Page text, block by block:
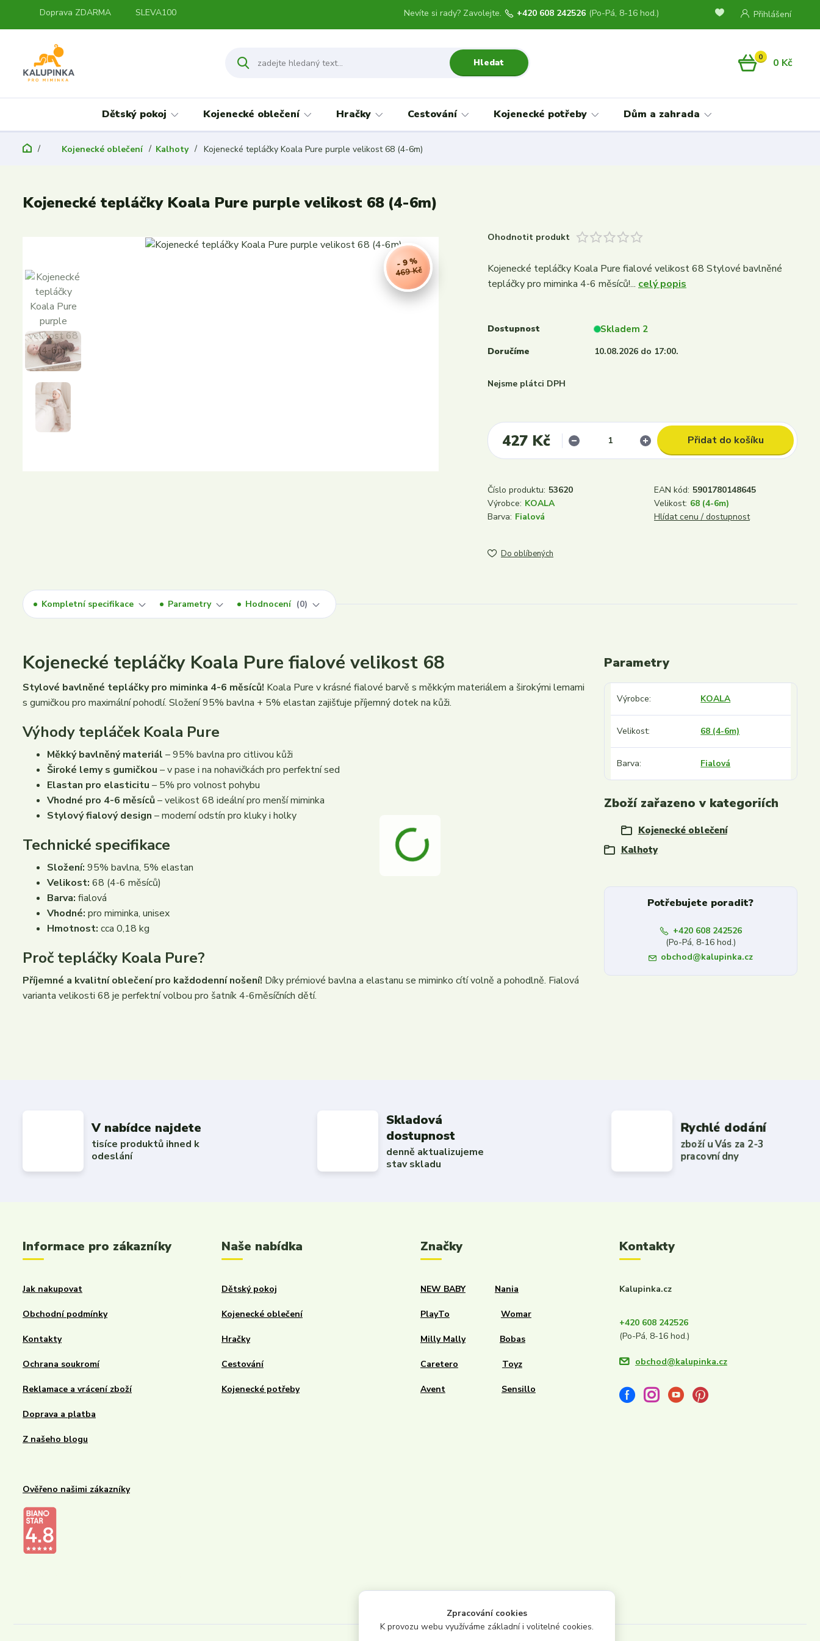
Doprava ZDARMA SLEVA100 Přihlášení
Hledat
Nevíte si rady? Zavolejte. +420 608 242526 (Po-Pá, 8-16 hod.)
0 0 Kč
Dětský pokoj Kojenecké oblečení Hračky Cestování Kojenecké potřeby Dům a zahrada
Kojenecké oblečení Kalhoty Kojenecké tepláčky Koala Pure purple velikost 68 (4-6m)
Kojenecké tepláčky Koala Pure purple velikost 68 (4-6m)
469 Kč
- 9 %
Ohodnotit produkt
Kojenecké tepláčky Koala Pure fialové velikost 68 Stylové bavlněné
tepláčky pro miminka 4-6 měsíců!... celý popis
Dostupnost Skladem 2
Doručíme 10.08.2026 do 17:00.
Nejsme plátci DPH
427 Kč Přidat do košíku
Číslo produktu: 53620 EAN kód: 5901780148645
Výrobce: KOALA Velikost: 68 (4-6m)
Barva: Fialová Hlídat cenu / dostupnost
Do oblíbených
Kompletní specifikace Parametry Hodnocení 0
Kojenecké tepláčky Koala Pure fialové velikost 68
Stylové bavlněné tepláčky pro miminka 4-6 měsíců! Koala Pure v krásné fialové barvě s měkkým materiálem a širokými lemami
s gumičkou pro maximální pohodlí. Složení 95% bavlna + 5% elastan zajišťuje příjemný dotek na kůži.
Výhody tepláček Koala Pure
Měkký bavlněný materiál – 95% bavlna pro citlivou kůži
Široké lemy s gumičkou – v pase i na nohavičkách pro perfektní sed
Elastan pro elasticitu – 5% pro volnost pohybu
Vhodné pro 4-6 měsíců– velikost 68 ideální pro menší miminka
Stylový fialový design – moderní odstín pro kluky i holky
Technické specifikace
Složení: 95% bavlna, 5% elastan
Velikost: 68 (4-6 měsíců)
Barva: fialová
Vhodné: pro miminka, unisex
Hmotnost: cca 0,18 kg
Proč tepláčky Koala Pure?
Příjemné a kvalitní oblečení pro každodenní nošení! Díky prémiové bavlna a elastanu se miminko cítí volně a pohodlně. Fialová
varianta velikosti 68 je perfektní volbou pro šatník 4-6měsíčních dětí.
Parametry
Výrobce KOALA
Velikost 68 (4-6m)
Barva Fialová
Zboží zařazeno v kategoriích
Kojenecké oblečení
Kalhoty
Potřebujete poradit?
+420 608 242526
(Po-Pá, 8-16 hod.)
obchod@kalupinka.cz
V nabídce najdete
tisíce produktů ihned k
odeslání
Skladová
dostupnost
denně aktualizujeme
stav skladu
Rychlé dodání
zboží u Vás za 2-3
pracovní dny
Informace pro zákazníky
Jak nakupovat
Obchodní podmínky
Kontakty
Ochrana soukromí
Reklamace a vrácení zboží
Doprava a platba
Z našeho blogu
Ověřeno našimi zákazníky
Naše nabídka
Dětský pokoj
Kojenecké oblečení
Hračky
Cestování
Kojenecké potřeby
Značky
NEW BABY Nania
PlayTo Womar
Milly Mally Bobas
Caretero Toyz
Avent Sensillo
Kontakty
Kalupinka.cz
+420 608 242526
(Po-Pá, 8-16 hod.)
obchod@kalupinka.cz
Zpracování cookies
K provozu webu využíváme základní i volitelné cookies.